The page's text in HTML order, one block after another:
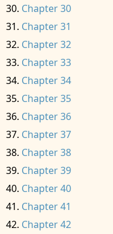
Chapter 30
Chapter 31
Chapter 32
Chapter 33
Chapter 34
Chapter 35
Chapter 36
Chapter 37
Chapter 38
Chapter 39
Chapter 40
Chapter 41
Chapter 42